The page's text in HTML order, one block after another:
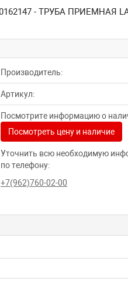
- ТРУБА ПРИЕМНАЯ
Производитель:
Артикул:
Посмотрите информацию о
Посмотреть цену и наличие
Уточнить всю необходимую
по телефону:
+7(962)760-02-00